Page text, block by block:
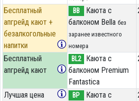
Бесплатный
апгрейд кают +
безалкогольные
напитки
BB
Каюта с
балконом Bella без
заранее известного
номера
Бесплатный
апгрейд кают
BL2
Каюта с
балконом Premium
Fantastica
Лучшая цена BP
Каюта с